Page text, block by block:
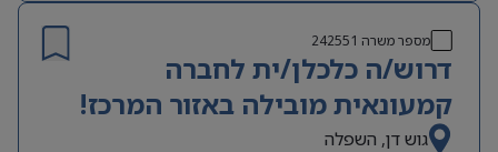
מספר משרה 242551
דרוש/ה כלכלן/ית לחברה
קמעונאית מובילה באזור המרכז!
גוש דן, השפלה